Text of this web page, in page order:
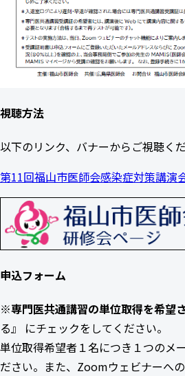
視聴方法
以下のリンク、バナーからご視聴くだ
第11回福山市医師会感染症対策講演
申込フォーム
※専門医共通講習の単位取得を希望
る』 にチェックをしてください。
単位取得希望者１名につき１つのメ
ださい。また、Zoomウェビナーへ